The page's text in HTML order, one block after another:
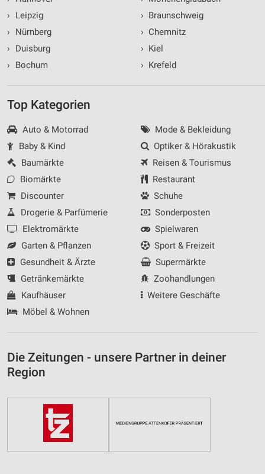
›
Leipzig
›
Nürnberg
›
Duisburg
›
Bochum
› Braunschweig
› Chemnitz
› Kiel
› Krefeld
Top Kategorien
Auto & Motorrad
Baby & Kind
Baumärkte
Biomärkte
Discounter
Drogerie & Parfümerie
Elektromärkte
Garten & Pflanzen
Gesundheit & Ärzte
Getränkemärkte
Kaufhäuser
Möbel & Wohnen
Mode & Bekleidung
Optiker & Hörakustik
Reisen & Tourismus
Restaurant
Schuhe
Sonderposten
Spielwaren
Sport & Freizeit
Supermärkte
Zoohandlungen
Weitere Geschäfte
Die Zeitungen - unsere Partner in deiner
Region
Werbung